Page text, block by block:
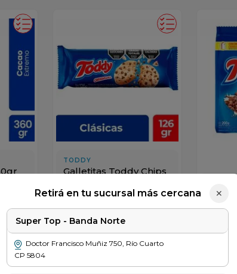
Retirá en tu sucursal más cercana ✕
Super Top - Banda Norte
Doctor Francisco Muñiz 750, Río Cuarto
CP 5804
＋
TODDY
Galletitas Toddy Chips
PRECIO SIN IMPUESTOS NACIONALES
$ 2107
＋
－
Ext x